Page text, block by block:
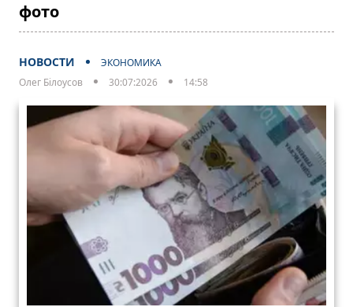
фото
НОВОСТИ
ЭКОНОМИКА
Олег Білоусов
30:07:2026 14:58